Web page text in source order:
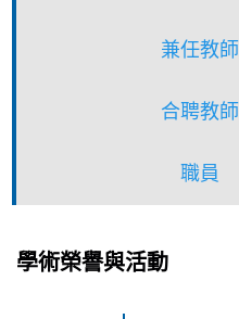
兼任教師
合聘教師
職員
學術榮譽與活動